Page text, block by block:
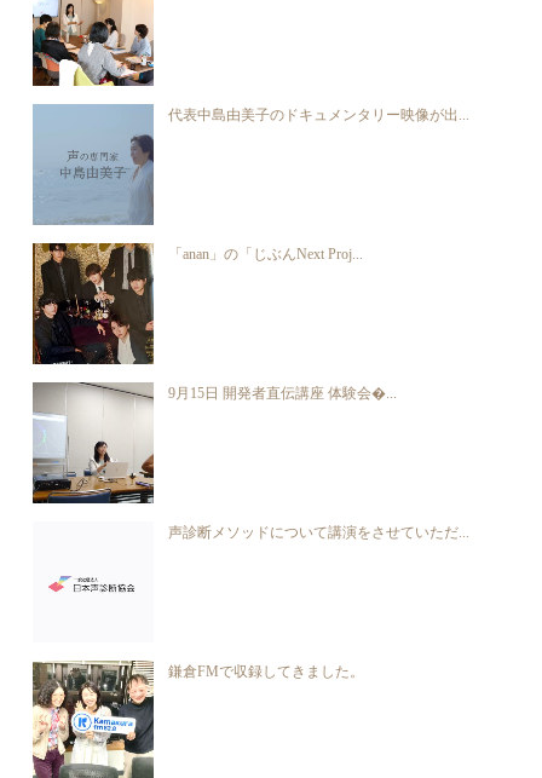
代表中島由美子のドキュメンタリー映像が出...
「anan」の「じぶんNext Proj...
9月15日 開発者直伝講座 体験会�...
声診断メソッドについて講演をさせていただ...
鎌倉FMで収録してきました。